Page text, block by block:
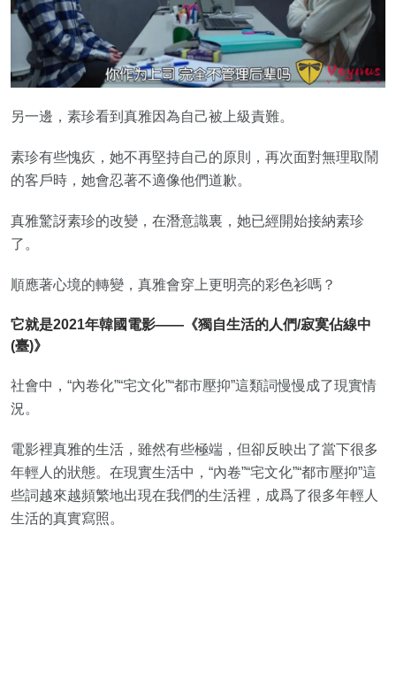
另一邊，素珍看到真雅因為自己被上級責難。
素珍有些愧疚，她不再堅持自己的原則，再次面對無理取鬧
的客戶時，她會忍著不適像他們道歉。
真雅驚訝素珍的改變，在潛意識裏，她已經開始接納素珍
了。
順應著心境的轉變，真雅會穿上更明亮的彩色衫嗎？
它就是2021年韓國電影——《獨自生活的人們/寂寞佔線中
(臺)》
社會中，“內卷化”“宅文化”“都市壓抑”這類詞慢慢成了現實情
況。
電影裡真雅的生活，雖然有些極端，但卻反映出了當下很多
年輕人的狀態。在現實生活中，“內卷”“宅文化”“都市壓抑”這
些詞越來越頻繁地出現在我們的生活裡，成爲了很多年輕人
生活的真實寫照。